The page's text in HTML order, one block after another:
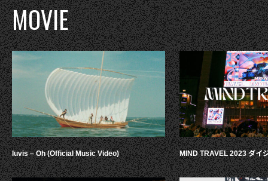
MOVIE
luvis – Oh (Official Music Video) MIND TRAVEL 2023 ダイ